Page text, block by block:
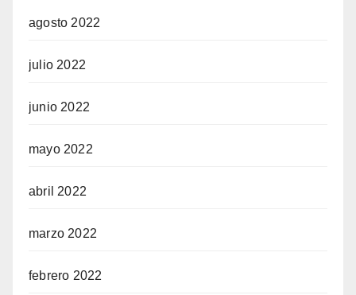
agosto 2022
julio 2022
junio 2022
mayo 2022
abril 2022
marzo 2022
febrero 2022